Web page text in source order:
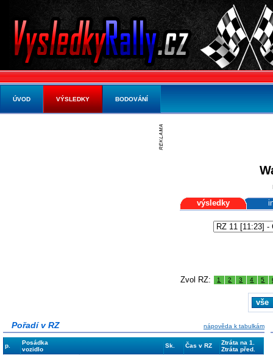
výsledky
Zvol RZ: 1 2 3 4 5
vše
Pořadí v RZ nápověda k tabulkám
p.
Posádka
vozidlo
Sk. Čas v RZ
Ztráta na 1.
Ztráta před.
ÚVOD VÝSLEDKY BODOVÁNÍ